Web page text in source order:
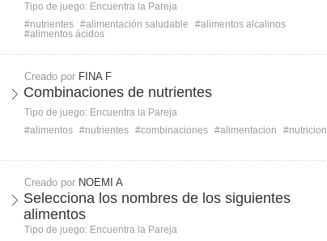
Tipo de juego: Encuentra la Pareja
#nutrientes #alimentación saludable
#alimentos alcalinos
#alimentos ácidos
Creado por FINA F
Combinaciones de nutrientes
Tipo de juego: Encuentra la Pareja
#alimentos #nutrientes #combinaciones #alimentacion #nutricion
Creado por NOEMI A
Selecciona los nombres de los siguientes
alimentos
Tipo de juego: Encuentra la Pareja